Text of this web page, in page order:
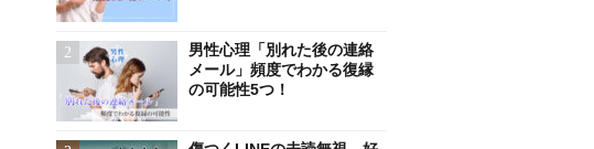
男性心理「別れた後の連絡
メール」頻度でわかる復縁
の可能性5つ！